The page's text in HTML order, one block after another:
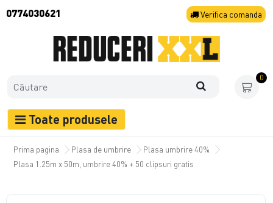
0774030621 Verifica comanda
0
Toate produsele
Prima pagina Plasa de umbrire
Plasa umbrire 40%
Plasa 1.25m x 50m, umbrire 40% + 50 clipsuri gratis